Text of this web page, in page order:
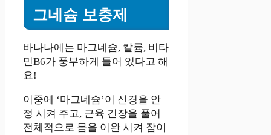
그네슘 보충제
바나나에는 마그네슘, 칼륨, 비타
민B6가 풍부하게 들어 있다고 해
요!
이중에 ‘마그네슘’이 신경을 안
정 시켜 주고, 근육 긴장을 풀어
전체적으로 몸을 이완 시켜 잠이